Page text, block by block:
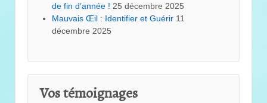
de fin d’année ! 25 décembre 2025
Mauvais Œil : Identifier et Guérir 11
décembre 2025
Vos témoignages